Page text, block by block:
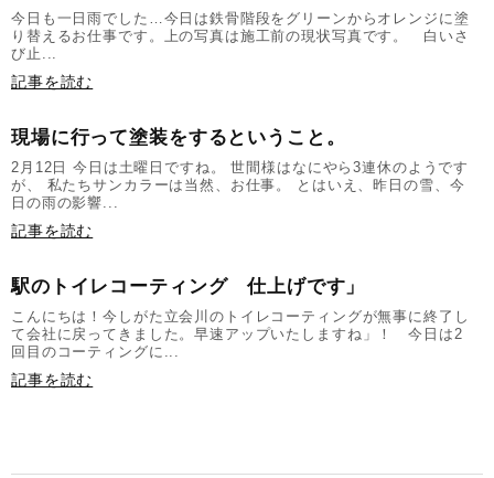
今日も一日雨でした…今日は鉄骨階段をグリーンからオレンジに塗
り替えるお仕事です。上の写真は施工前の現状写真です。 白いさ
び止...
記事を読む
現場に行って塗装をするということ。
2月12日 今日は土曜日ですね。 世間様はなにやら3連休のようです
が、 私たちサンカラーは当然、お仕事。 とはいえ、昨日の雪、今
日の雨の影響...
記事を読む
駅のトイレコーティング 仕上げです」
こんにちは！今しがた立会川のトイレコーティングが無事に終了し
て会社に戻ってきました。早速アップいたしますね」！ 今日は2
回目のコーティングに...
記事を読む